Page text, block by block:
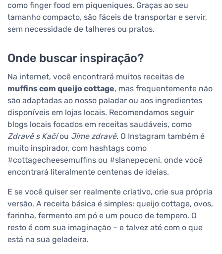
como finger food em piqueniques. Graças ao seu
tamanho compacto, são fáceis de transportar e servir,
sem necessidade de talheres ou pratos.
Onde buscar inspiração?
Na internet, você encontrará muitos receitas de
muffins com queijo cottage, mas frequentemente não
são adaptadas ao nosso paladar ou aos ingredientes
disponíveis em lojas locais. Recomendamos seguir
blogs locais focados em receitas saudáveis, como
Zdravě s Kačíou Jíme zdravě. O Instagram também é
muito inspirador, com hashtags como
#cottagecheesemuffins ou #slanepeceni, onde você
encontrará literalmente centenas de ideias.
E se você quiser ser realmente criativo, crie sua própria
versão. A receita básica é simples: queijo cottage, ovos,
farinha, fermento em pó e um pouco de tempero. O
resto é com sua imaginação – e talvez até com o que
está na sua geladeira.